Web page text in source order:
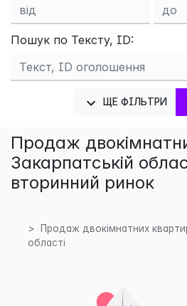
Пошук по Тексту, ID:
ЩЕ ФІЛЬТРИ
Продаж
Закарпатській
вторинний ринок
Продаж двокімнатних
області